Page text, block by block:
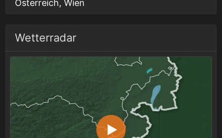
Österreich, Wien
Wetterradar